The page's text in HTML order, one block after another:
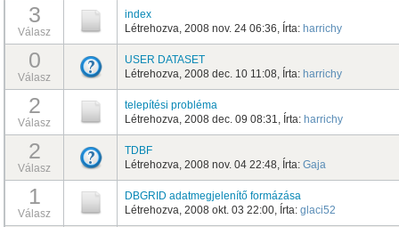
3
Válasz
index
Létrehozva, 2008 nov. 24 06:36, Írta: harrichy
0
Válasz
USER DATASET
Létrehozva, 2008 dec. 10 11:08, Írta: harrichy
2
Válasz
telepítési probléma
Létrehozva, 2008 dec. 09 08:31, Írta: harrichy
2
Válasz
TDBF
Létrehozva, 2008 nov. 04 22:48, Írta: Gaja
1
Válasz
DBGRID adatmegjelenítő formázása
Létrehozva, 2008 okt. 03 22:00, Írta: glaci52